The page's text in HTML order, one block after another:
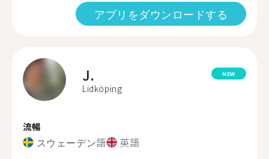
アプリをダウンロードする
J.
Lidköping
NEW
流暢
スウェーデン語 英語